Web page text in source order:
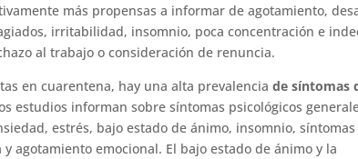
más propensas a informar de agotamiento,
irritabilidad, insomnio, poca concentración e
al trabajo o consideración de renuncia.
en cuarentena, hay una alta prevalenciade síntomas
estudios informan sobre síntomas psicológicos
estrés, bajo estado de ánimo, insomnio,
agotamiento emocional. El bajo estado de ánimo y la